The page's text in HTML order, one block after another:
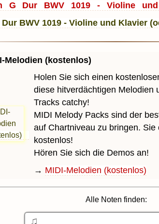
G Dur BWV 1019 - Violine und
Melodien (kostenlos)
Holen Sie sich einen
diese hitverdächtigen Melodien
Tracks catchy!
MIDI Melody Packs sind der
auf Chartniveau zu bringen.
kostenlos!
Hören Sie sich die Demos an!
→ MIDI-Melodien (kostenlos)
Alle Noten finden: